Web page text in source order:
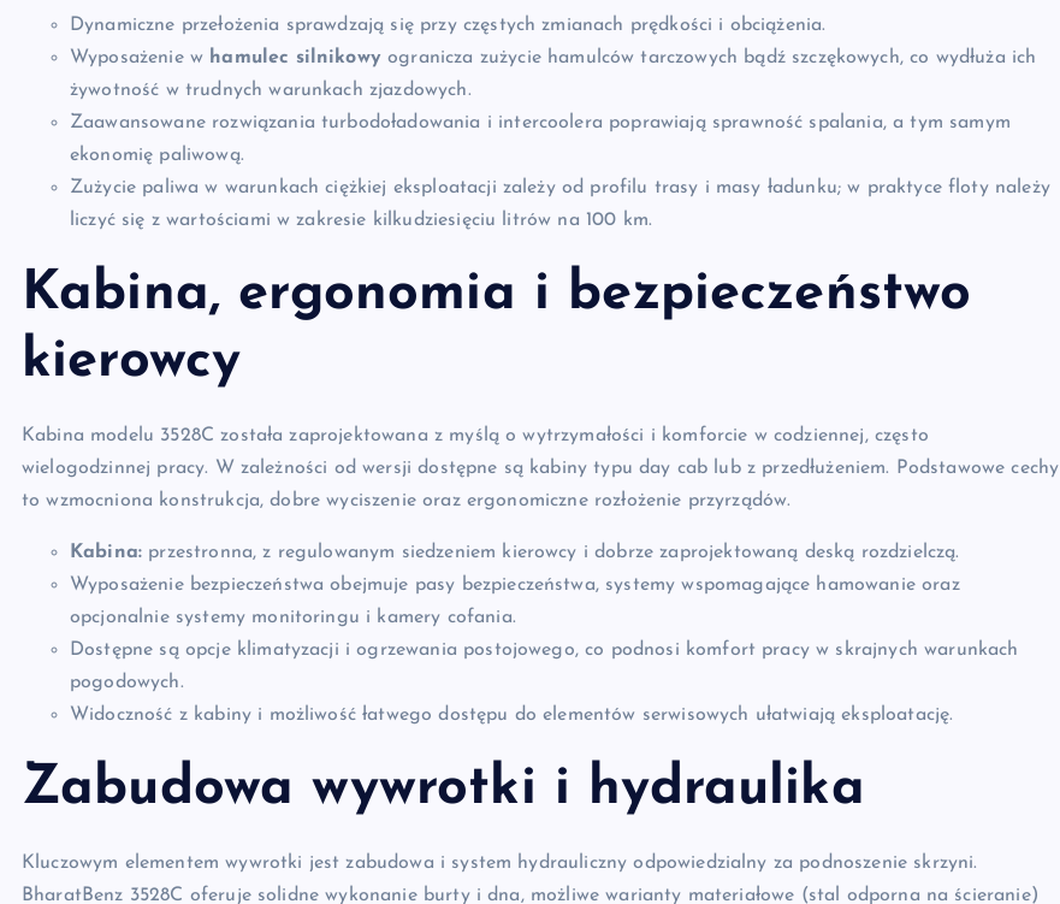
Dynamiczne przełożenia sprawdzają się przy częstych zmianach prędkości i obciążenia.
Wyposażenie w hamulec silnikowyogranicza zużycie hamulców tarczowych bądź szczękowych, co wydłuża ich
żywotność w trudnych warunkach zjazdowych.
Zaawansowane rozwiązania turbodoładowania i intercoolera poprawiają sprawność spalania, a tym samym
ekonomię paliwową.
Zużycie paliwa w warunkach ciężkiej eksploatacji zależy od profilu trasy i masy ładunku; w praktyce floty należy
liczyć się z wartościami w zakresie kilkudziesięciu litrów na 100 km.
Kabina, ergonomia i bezpieczeństwo
kierowcy
Kabina modelu 3528C została zaprojektowana z myślą o wytrzymałości i komforcie w codziennej, często
wielogodzinnej pracy. W zależności od wersji dostępne są kabiny typu day cab lub z przedłużeniem. Podstawowe cechy
to wzmocniona konstrukcja, dobre wyciszenie oraz ergonomiczne rozłożenie przyrządów.
Kabina: przestronna, z regulowanym siedzeniem kierowcy i dobrze zaprojektowaną deską rozdzielczą.
Wyposażenie bezpieczeństwa obejmuje pasy bezpieczeństwa, systemy wspomagające hamowanie oraz
opcjonalnie systemy monitoringu i kamery cofania.
Dostępne są opcje klimatyzacji i ogrzewania postojowego, co podnosi komfort pracy w skrajnych warunkach
pogodowych.
Widoczność z kabiny i możliwość łatwego dostępu do elementów serwisowych ułatwiają eksploatację.
Zabudowa wywrotki i hydraulika
Kluczowym elementem wywrotki jest zabudowa i system hydrauliczny odpowiedzialny za podnoszenie skrzyni.
BharatBenz 3528C oferuje solidne wykonanie burty i dna, możliwe warianty materiałowe (stal odporna na ścieranie)